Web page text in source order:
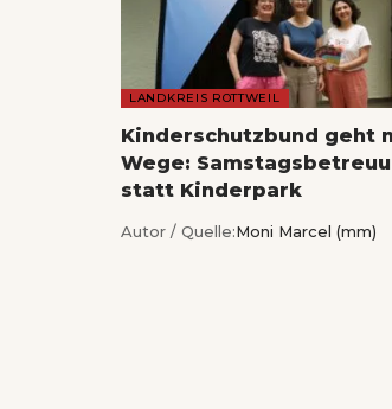
LANDKREIS ROTTWEIL
Kinderschutzbund geht
Wege:
statt Kinderpark
Autor / Quelle:Moni Marcel (mm)